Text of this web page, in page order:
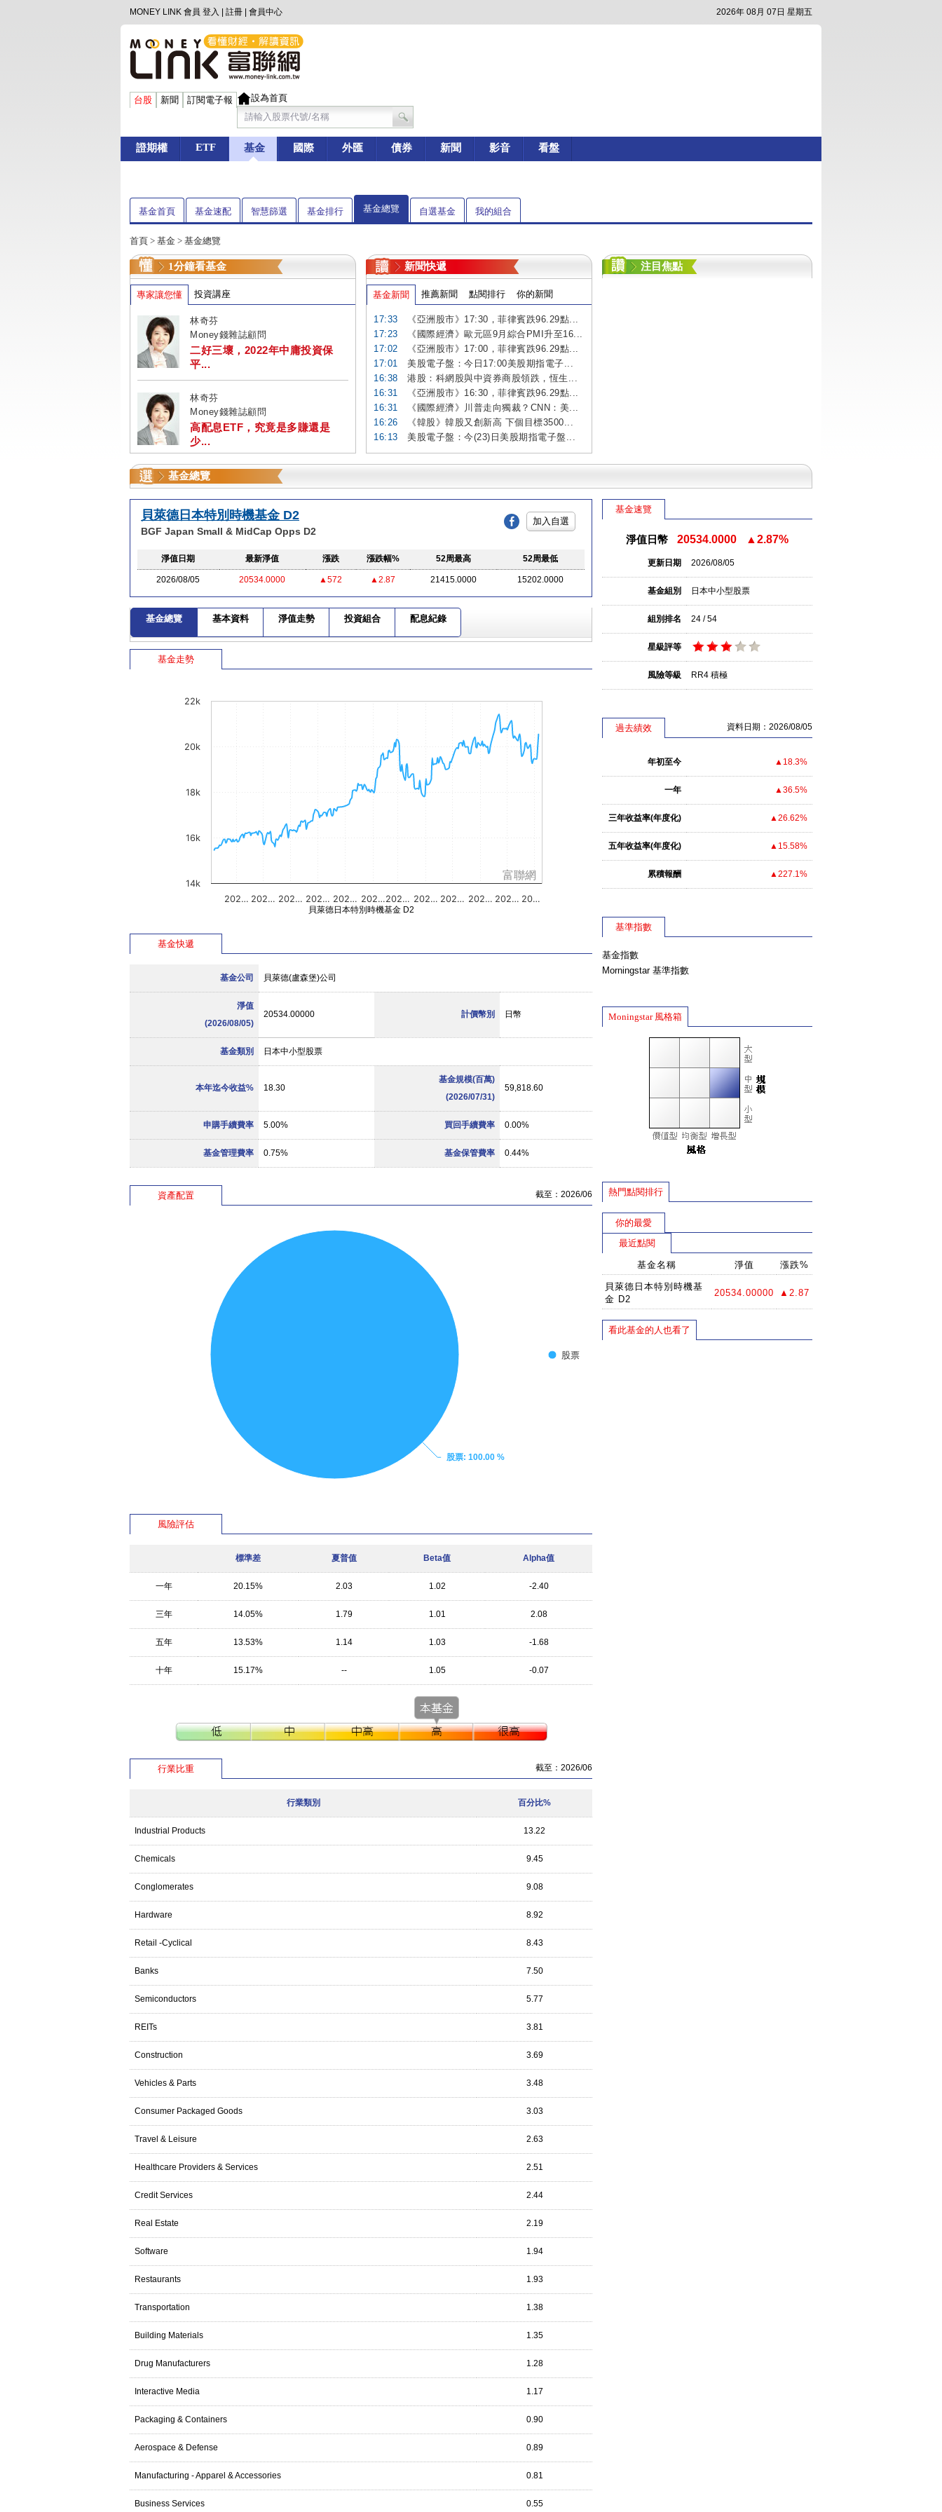
MONEY LINK 會員 登入 註冊 會員中心 2026年 08月 07日 星期五
台股 新聞 訂閱電子報 設為首頁
證期權 ETF 基金 國際 外匯 債券 新聞 影音 看盤
基金首頁 基金速配 智慧篩選 基金排行 基金總覽 自選基金 我的組合
首頁 > 基金 > 基金總覽
1分鐘看基金
專家讓您懂 投資講座
林奇芬
Money錢雜誌顧問
二好三壞，2022年中庸投資保
平...
林奇芬
Money錢雜誌顧問
高配息ETF，究竟是多賺還是
少...
新聞快遞
基金新聞 推薦新聞 點閱排行 你的新聞
17:33
《亞洲股市》17:30，菲律賓跌96.29點...
17:23
《國際經濟》歐元區9月綜合PMI升至16...
17:02
《亞洲股市》17:00，菲律賓跌96.29點...
17:01
美股電子盤：今日17:00美股期指電子...
16:38
港股：科網股與中資券商股領跌，恆生...
16:31
《亞洲股市》16:30，菲律賓跌96.29點...
16:31
《國際經濟》川普走向獨裁？CNN：美...
16:26
《韓股》韓股又創新高 下個目標3500...
16:13
美股電子盤：今(23)日美股期指電子盤...
注目焦點
基金總覽
貝萊德日本特別時機基金 D2
BGF Japan Small & MidCap Opps D2
加入自選
淨值日期 最新淨值 漲跌 漲跌幅% 52周最高 52周最低
2026/08/05 20534.0000 ▲572 ▲2.87 21415.0000 15202.0000
基金總覽 基本資料 淨值走勢 投資組合 配息紀錄
基金走勢
202… 202… 202… 202… 202… 202…202… 202… 202… 202… 202… 20…
14k
16k
18k
20k
22k
富聯網
貝萊德日本特別時機基金 D2
基金快遞
基金公司 貝萊德(盧森堡)公司
淨值
(2026/08/05)
20534.00000 計價幣別 日幣
基金類別 日本中小型股票
本年迄今收益% 18.30
基金規模(百萬)
(2026/07/31)
59,818.60
申購手續費率 5.00% 買回手續費率 0.00%
基金管理費率 0.75% 基金保管費率 0.44%
資產配置 截至：2026/06
股票: 100.00 %
股票
風險評估
標準差 夏普值 Beta值 Alpha值
一年 20.15% 2.03 1.02 -2.40
三年 14.05% 1.79 1.01 2.08
五年 13.53% 1.14 1.03 -1.68
十年 15.17% -- 1.05 -0.07
行業比重 截至：2026/06
行業類別 百分比%
Industrial Products 13.22
Chemicals 9.45
Conglomerates 9.08
Hardware 8.92
Retail -Cyclical 8.43
Banks 7.50
Semiconductors 5.77
REITs 3.81
Construction 3.69
Vehicles & Parts 3.48
Consumer Packaged Goods 3.03
Travel & Leisure 2.63
Healthcare Providers & Services 2.51
Credit Services 2.44
Real Estate 2.19
Software 1.94
Restaurants 1.93
Transportation 1.38
Building Materials 1.35
Drug Manufacturers 1.28
Interactive Media 1.17
Packaging & Containers 0.90
Aerospace & Defense 0.89
Manufacturing - Apparel & Accessories 0.81
Business Services 0.55
基金速覽
淨值日幣 20534.0000 ▲2.87%
更新日期 2026/08/05
基金組別 日本中小型股票
組別排名 24 / 54
星級評等
風險等級 RR4 積極
過去績效 資料日期：2026/08/05
年初至今 ▲18.3%
一年 ▲36.5%
三年收益率(年度化) ▲26.62%
五年收益率(年度化) ▲15.58%
累積報酬 ▲227.1%
基準指數
基金指數
Morningstar 基準指數
Moningstar 風格箱
熱門點閱排行
你的最愛
最近點閱
基金名稱 淨值 漲跌%
貝萊德日本特別時機基
金 D2
20534.00000 ▲2.87
看此基金的人也看了